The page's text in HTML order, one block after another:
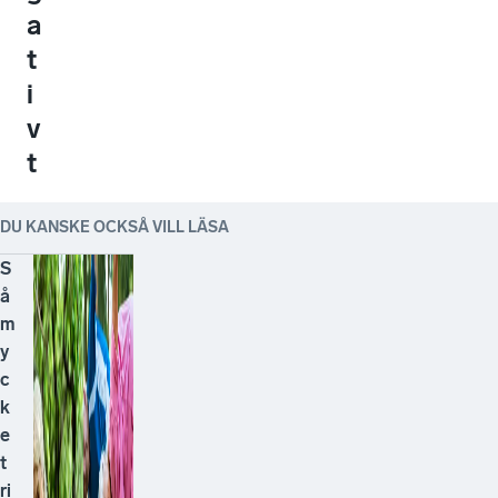
a
t
i
v
t
DU KANSKE OCKSÅ VILL LÄSA
S
å
m
y
c
k
e
t
ri